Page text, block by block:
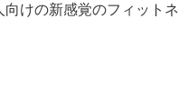
けの新感覚のフィットネ